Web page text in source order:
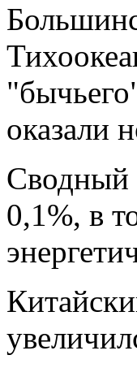
оказали
Сводный
0,1%, в